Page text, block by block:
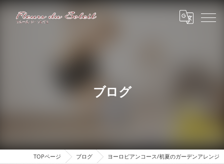
ブログ
TOPページ ブログ ヨーロピアンコース/初夏のガーデンアレンジ